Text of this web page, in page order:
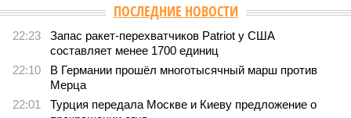
ПОСЛЕДНИЕ НОВОСТИ
22:23
Запас ракет-перехватчиков Patriot у США
составляет менее 1700 единиц
22:10
В Германии прошёл многотысячный марш против
Мерца
22:01
Турция передала Москве и Киеву предложение о